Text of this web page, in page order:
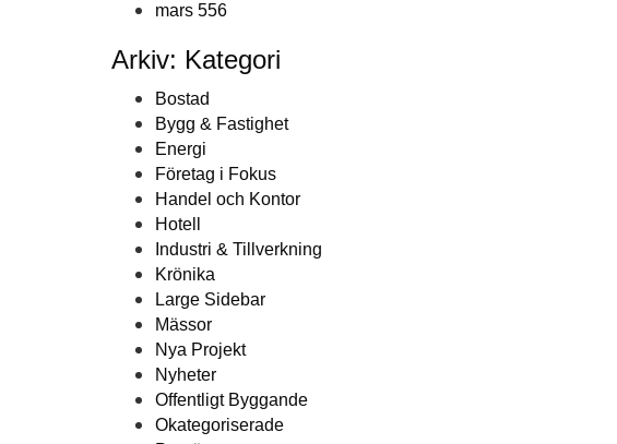
mars 556
Arkiv: Kategori
Bostad
Bygg & Fastighet
Energi
Företag i Fokus
Handel och Kontor
Hotell
Industri & Tillverkning
Krönika
Large Sidebar
Mässor
Nya Projekt
Nyheter
Offentligt Byggande
Okategoriserade